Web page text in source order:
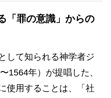
「罪の意識」からの
して知られる神学者ジ
1564年）が提唱した、
使用することは、「社